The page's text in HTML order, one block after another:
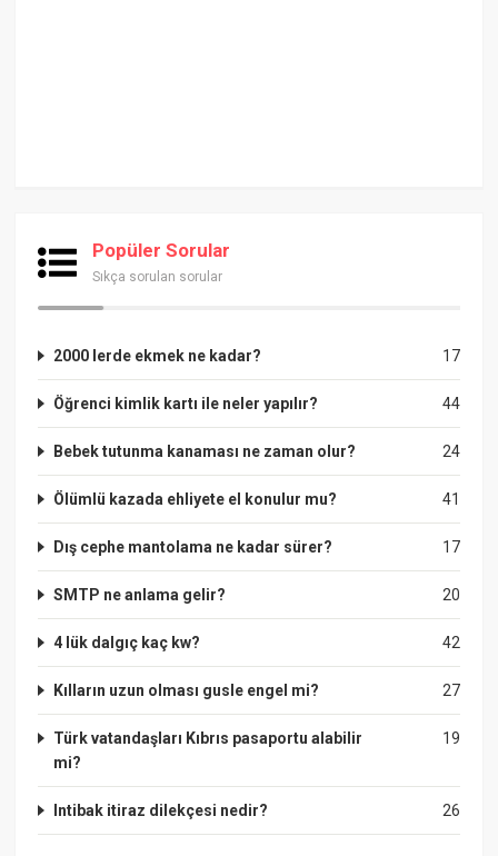
Popüler Sorular
Sıkça sorulan sorular
17
2000 lerde ekmek ne kadar?
44
Öğrenci kimlik kartı ile neler yapılır?
24
Bebek tutunma kanaması ne zaman olur?
41
Ölümlü kazada ehliyete el konulur mu?
17
Dış cephe mantolama ne kadar sürer?
20
SMTP ne anlama gelir?
42
4 lük dalgıç kaç kw?
27
Kılların uzun olması gusle engel mi?
19
Türk vatandaşları Kıbrıs pasaportu alabilir
mi?
26
Intibak itiraz dilekçesi nedir?